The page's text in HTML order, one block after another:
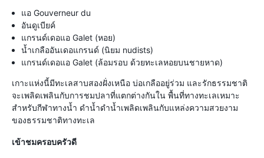
แอ Gouverneur du
อันดูเบียค์
แกรนด์เดอแอ Galet (หอย)
น้ำเกลืออันเดอแกรนด์ (นิยม nudists)
แกรนด์เดอแอ Galet (ล้อมรอบ ด้วยทะเลหอยบนชายหาด)
เกาะแห่งนี้มีทะเลสาบสองฝั่งเหนือ บ่อเกลืออยู่ร่วม และรักธรรมชาติ
จะเพลิดเพลินกับการชมปลาที่แตกต่างกันใน พื้นที่ทางทะเลเหมาะ
สำหรับกีฬาทางน้ำ ดำน้ำดำน้ำเพลิดเพลินกับแหล่งความสวยงาม
ของธรรมชาติทางทะเล
เข้าชมครอบครัวดี